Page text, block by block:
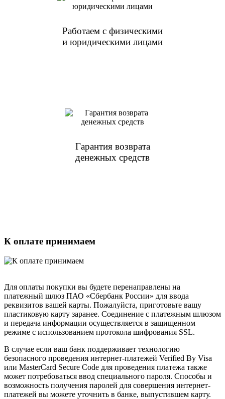
Работаем с физическими
и юридическими лицами
Гарантия возврата
денежных средств
К оплате принимаем
Для оплаты покупки вы будете перенаправлены на
платежный шлюз ПАО «Сбербанк России» для ввода
реквизитов вашей карты. Пожалуйста, приготовьте вашу
пластиковую карту заранее. Соединение с платежным шлюзом
и передача информации осуществляется в защищенном
режиме с использованием протокола шифрования SSL.
В случае если ваш банк поддерживает технологию
безопасного проведения интернет-платежей Verified By Visa
или MasterCard Secure Code для проведения платежа также
может потребоваться ввод специального пароля. Способы и
возможность получения паролей для совершения интернет-
платежей вы можете уточнить в банке, выпустившем карту.